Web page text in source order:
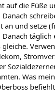
auf die Füße
an und setze
gleiche.
Was